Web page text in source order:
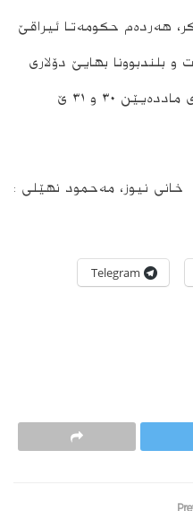
ھەردەم حکومەتا ئیراقێ
بلندبوونا بھایێ دۆلاری
ھمبەری دینارێ ئیراقی بەرۆڤاژی ماددەیێن ٣٠ و ٣١ ێ
خانی نیوز، مەحمود نھێلی :
Telegram